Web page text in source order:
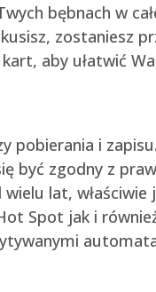
bębnach w
zostaniesz
aby ułatwić
pobierania i
być zgodny z
lat,
Spot jak i